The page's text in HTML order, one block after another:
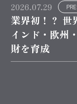
2026.07.29
業界初！？ 世
インド・欧州
財を育成